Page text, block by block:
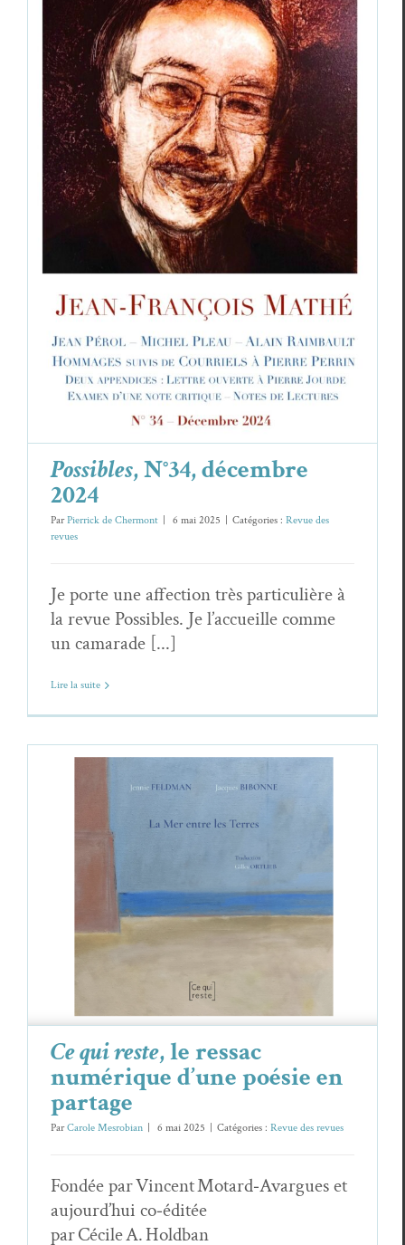
Possibles, N°34, décembre 2024
Revue des revues
Possibles, N°34, décembre
2024
ParPierrick de Chermont 6 mai 2025 Catégories : Revue des
revues
Je porte une affection très particulière à
la revue Possibles. Je l’accueille comme
un camarade [...]
Lire la suite
Ce qui reste, le ressac numérique d’une
poésie en partage
Ce qui reste, le ressac
numérique d’une poésie en
partage
ParCarole Mesrobian 6 mai 2025 Catégories : Revue des revues
Fondée par Vincent Motard‑Avargues et
aujourd’hui co‑éditée
par Cécile A. Holdban